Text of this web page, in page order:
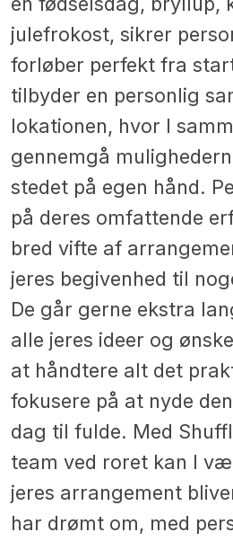
julefrokost, sikrer
forløber perfekt fra
tilbyder en personlig
lokationen, hvor I
gennemgå
stedet på egen hånd.
på deres omfattende
bred vifte af
jeres begivenhed til
De går gerne ekstra
alle jeres ideer og
at håndtere alt det
fokusere på at nyde
dag til fulde. Med
team ved roret kan I
jeres arrangement
har drømt om, med